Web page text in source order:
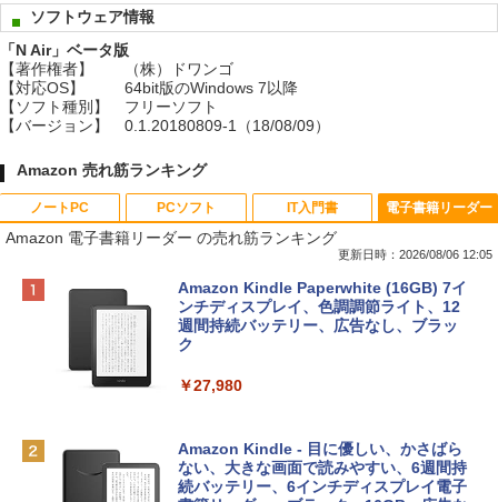
ソフトウェア情報
「N Air」ベータ版
【著作権者】
（株）ドワンゴ
【対応OS】
64bit版のWindows 7以降
【ソフト種別】
フリーソフト
【バージョン】
0.1.20180809-1（18/08/09）
Amazon 売れ筋ランキング
ノートPC
Apple 2026 MacBook Neo A18 Proチッ
プ搭載13インチノートブック：AIとAppl
e Intelligenceのために設計、Liquid Ret
inaディスプレイ、8GBユニファイドメモ
eTime HDカメラ、Touch ID - インディ
￥137,800
PCソフト
Xbox プリペイドカード 10,000円 デジタ
ルコード 【旧 Xbox ギフトカード】 [オ
ンラインコード]
定バーチャルアイテムを含む】 【オンラ
インゲームコード】 ロブロックス | オン
ラインコード版
IT入門書
生成AIパスポート公式テキスト 第４版
￥1,766
出す プロンプトの言葉 AI画像生成シリー
ズ (はぴーイラストLabo)
電子書籍リーダー
Amazon 電子書籍リーダー の売れ筋ランキング
更新日時：2026/08/06 12:05
Amazon Kindle Paperwhite (16GB) 7イ
ンチディスプレイ、色調調節ライト、12
週間持続バッテリー、広告なし、ブラッ
ク
￥27,980
Amazon Kindle - 目に優しい、かさばら
ない、大きな画面で読みやすい、6週間持
続バッテリー、6インチディスプレイ電子